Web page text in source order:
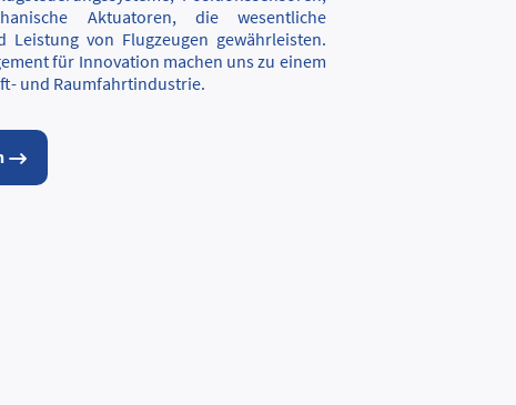
Aktuatoren, die wesentliche
von Flugzeugen gewährleisten.
für Innovation machen uns zu einem
und Raumfahrtindustrie.